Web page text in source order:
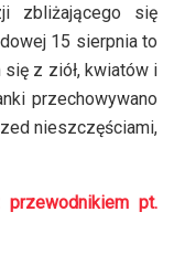
zbliżającego się
15 sierpnia to
z ziół, kwiatów i
przechowywano
nieszczęściami,
pt.